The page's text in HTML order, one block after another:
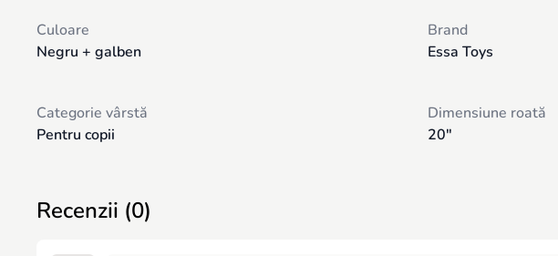
Culoare
Negru + galben
Brand
Essa Toys
Categorie vârstă
Pentru copii
Dimensiune roată
20"
Recenzii (0)